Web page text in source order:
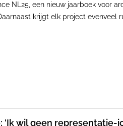
NL25, een nieuw jaarboek voor
krijgt elk project evenveel
'Ik wil geen representatie-